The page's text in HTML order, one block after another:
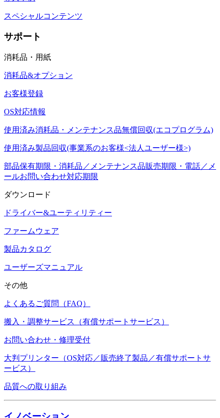
スペシャルコンテンツ
サポート
消耗品・用紙
消耗品&オプション
お客様登録
OS対応情報
使用済み消耗品・メンテナンス品無償回収(エコプログラム)
使用済み製品回収(事業系のお客様<法人ユーザー様>)
部品保有期限・消耗品／メンテナンス品販売期限・電話／メ
ールお問い合わせ対応期限
ダウンロード
ドライバー&ユーティリティー
ファームウェア
製品カタログ
ユーザーズマニュアル
その他
よくあるご質問（FAQ）
搬入・調整サービス（有償サポートサービス）
お問い合わせ・修理受付
大判プリンター（OS対応／販売終了製品／有償サポートサ
ービス）
品質への取り組み